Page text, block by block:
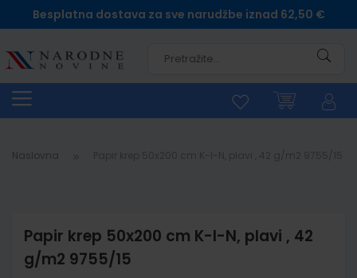
Besplatna dostava za sve narudžbe iznad 62,50 €
Naslovna
Papir krep 50x200 cm K-I-N, plavi , 42
g/m2 9755/15